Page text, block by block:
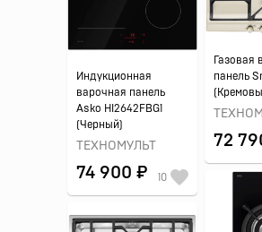
Газовая
панель
72
Индукционная
варочная панель
Asko HI2642FBG1
(Черный)
ТЕХНОМУЛЬТ
74 900 ₽ 10